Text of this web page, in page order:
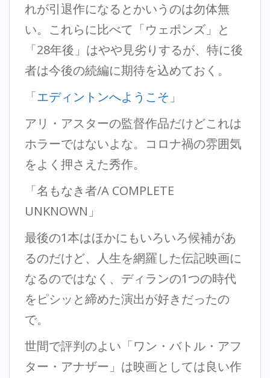
れが引退作になるとかいうのは勿体無
い。これらに比べて「ウェポンズ」と
「28年後」はやや見劣りするが、特に後
者は今後の続編に期待を込めておく。
「エディントンへようこそ 」
アリ・アスターの監督作品だけどこれは
ホラーではないよな。コロナ禍の雰囲気
をよく押さえた秀作。
「名もなき者/A COMPLETE
UNKNOWN」
最後の1本はほかにもいろいろ候補があ
るのだけど、人生を網羅した伝記映画に
なるのではなく、ディランの1つの時代
をピシッと締めた演出が好きだったの
で。
世間で評判のよい「ワン・バトル・アフ
ター・アナザー」は映画としては良い作